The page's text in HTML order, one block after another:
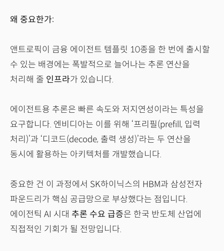
왜 중요한가:
앤트로픽이 금융 에이전트 템플릿 10종을 한 번에 출시할
수 있는 배경에는 폭발적으로 늘어나는 추론 연산을
처리해 줄 인프라가 있습니다.
에이전트용 추론은 빠른 속도와 저지연성이라는 특성을
요구합니다. 엔비디아는 이를 위해 ‘프리필(prefill, 입력
처리)’과 ‘디코드(decode, 출력 생성)’라는 두 연산을
동시에 활용하는 아키텍처를 개발했습니다.
중요한 건 이 과정에서 SK하이닉스의 HBM과 삼성전자
파운드리가 핵심 공급망으로 부상했다는 점입니다.
에이전틱 AI 시대 추론 수요 급증은 한국 반도체 산업에
직접적인 기회가 될 전망입니다.